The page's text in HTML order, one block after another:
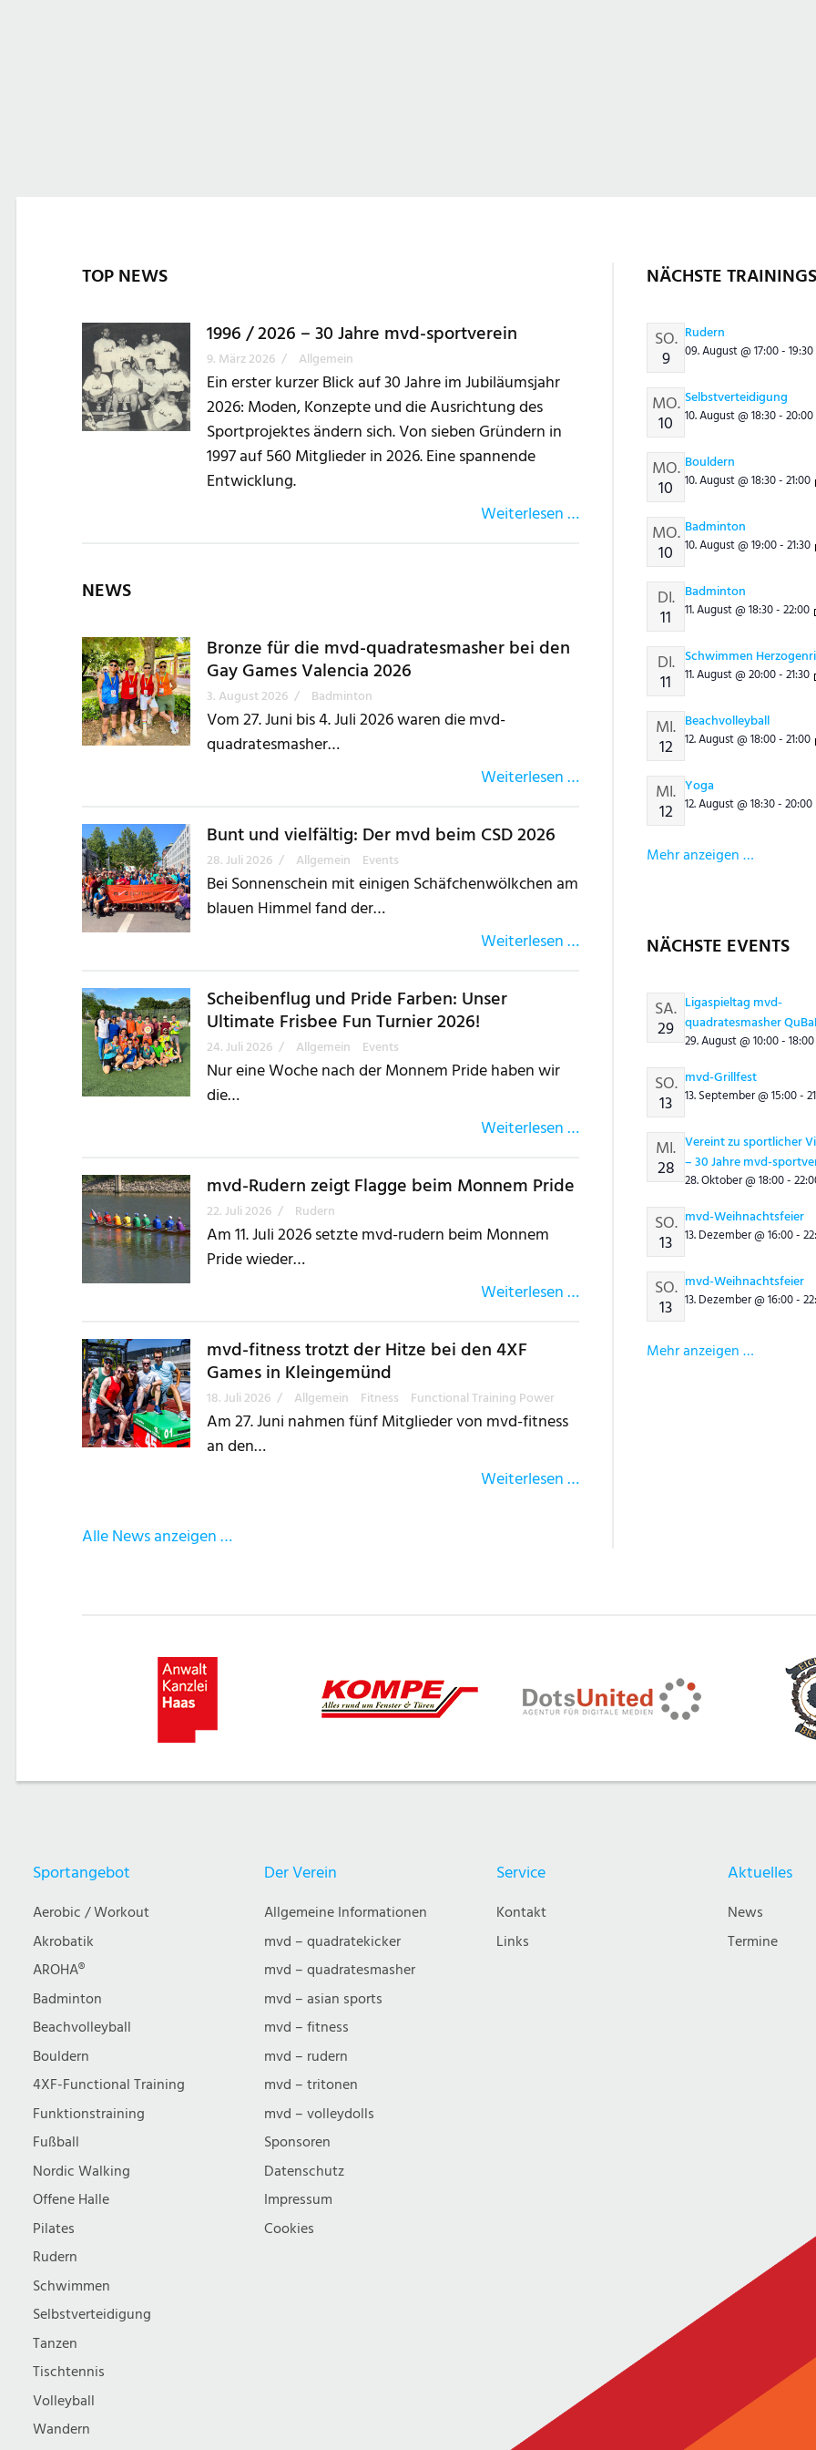
TOP NEWS
1996 / 2026 – 30 Jahre mvd-sportverein
9. März 2026 / Allgemein
Ein erster kurzer Blick auf 30 Jahre im Jubiläumsjahr
2026: Moden, Konzepte und die Ausrichtung des
Sportprojektes ändern sich. Von sieben Gründern in
1997 auf 560 Mitglieder in 2026. Eine spannende
Entwicklung.
Weiterlesen …
NEWS
Bronze für die mvd-quadratesmasher bei den
Gay Games Valencia 2026
3. August 2026 / Badminton
Vom 27. Juni bis 4. Juli 2026 waren die mvd-
quadratesmasher…
Weiterlesen …
Bunt und vielfältig: Der mvd beim CSD 2026
28. Juli 2026 / Allgemein Events
Bei Sonnenschein mit einigen Schäfchenwölkchen am
blauen Himmel fand der…
Weiterlesen …
Scheibenflug und Pride Farben: Unser
Ultimate Frisbee Fun Turnier 2026!
24. Juli 2026 / Allgemein Events
Nur eine Woche nach der Monnem Pride haben wir
die…
Weiterlesen …
mvd-Rudern zeigt Flagge beim Monnem Pride
22. Juli 2026 / Rudern
Am 11. Juli 2026 setzte mvd-rudern beim Monnem
Pride wieder…
Weiterlesen …
mvd-fitness trotzt der Hitze bei den 4XF
Games in Kleingemünd
18. Juli 2026 / Allgemein Fitness Functional Training Power
Am 27. Juni nahmen fünf Mitglieder von mvd-fitness
an den…
Weiterlesen …
Alle News anzeigen …
NÄCHSTE TRAININGS
SO.
9
09. August @17:00- 19:30
Rudern
MO.
10
10. August @18:30- 20:00
Selbstverteidigung
MO.
10
10. August @18:30- 21:00
Bouldern
MO.
10
10. August @19:00- 21:30
Badminton
DI.
11
11. August @18:30- 22:00
Badminton
DI.
11
11. August @20:00- 21:30
Schwimmen
MI.
12
12. August @18:00- 21:00
Beachvolleyball
MI.
12
12. August @18:30- 20:00
Yoga
Mehr anzeigen …
NÄCHSTE EVENTS
SA.
29
29. August @10:00- 18:00
Ligaspieltag mvd-
quadratesmasher
SO.
13
13. September @15:00-
mvd-Grillfest
MI.
28
28. Oktober @18:00-
Vereint zu sportlicher
– 30 Jahre mvd-
SO.
13
13. Dezember @16:00-
mvd-Weihnachtsfeier
SO.
13
13. Dezember @16:00-
mvd-Weihnachtsfeier
Mehr anzeigen …
Sportangebot
Aerobic / Workout
Akrobatik
AROHA®
Badminton
Beachvolleyball
Bouldern
4XF-Functional Training
Funktionstraining
Fußball
Nordic Walking
Offene Halle
Pilates
Rudern
Schwimmen
Selbstverteidigung
Tanzen
Tischtennis
Volleyball
Wandern
Der Verein
Allgemeine Informationen
mvd – quadratekicker
mvd – quadratesmasher
mvd – asian sports
mvd – fitness
mvd – rudern
mvd – tritonen
mvd – volleydolls
Sponsoren
Datenschutz
Impressum
Cookies
Service
Kontakt
Links
Aktuelles
News
Termine